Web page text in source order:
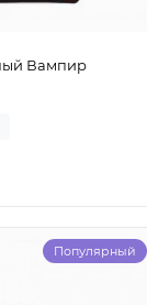
Вампир
Популярный